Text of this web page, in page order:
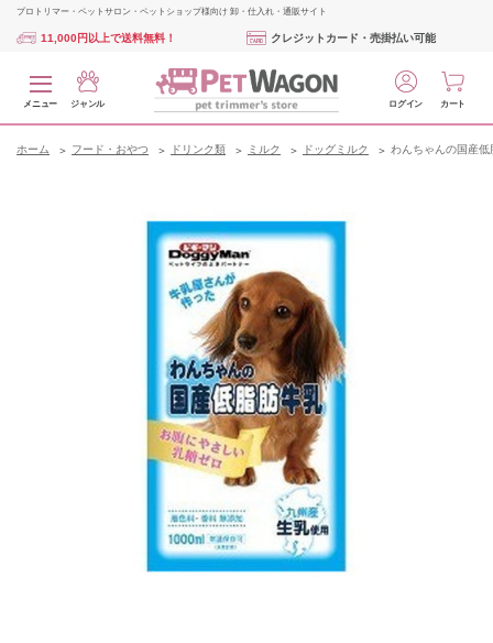
プロトリマー・ペットサロン・ペットショップ様向け 卸・仕入れ・通販サイト
11,000円以上で送料無料！ クレジットカード・売掛払い可能
メニュー ジャンル ログイン カート
ホーム フード・おやつ ドリンク類 ミルク ドッグミルク わんちゃんの国産